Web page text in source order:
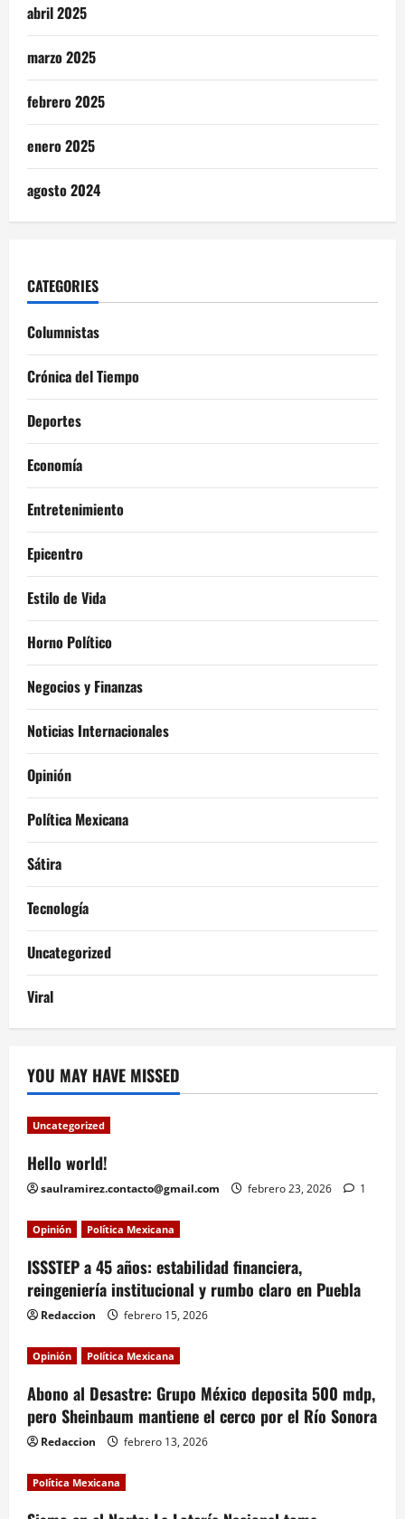
abril 2025
marzo 2025
febrero 2025
enero 2025
agosto 2024
CATEGORIES
Columnistas
Crónica del Tiempo
Deportes
Economía
Entretenimiento
Epicentro
Estilo de Vida
Horno Político
Negocios y Finanzas
Noticias Internacionales
Opinión
Política Mexicana
Sátira
Tecnología
Uncategorized
Viral
YOU MAY HAVE MISSED
Uncategorized
Hello world!
saulramirez.contacto@gmail.com febrero 23, 2026 1
Opinión Política Mexicana
ISSSTEP a 45 años: estabilidad financiera,
reingeniería institucional y rumbo claro en Puebla
Redaccion febrero 15, 2026
Opinión Política Mexicana
Abono al Desastre: Grupo México deposita 500 mdp,
pero Sheinbaum mantiene el cerco por el Río Sonora
Redaccion febrero 13, 2026
Política Mexicana